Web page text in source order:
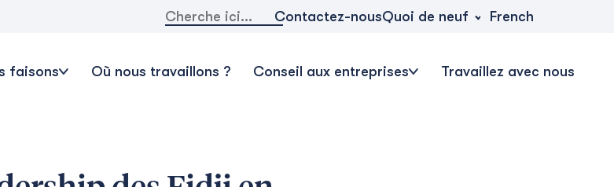
Rechercher: Contactez-nousQuoi de neuf French
faisons Où nous travaillons ? Conseil aux entreprises Travaillez avec nous